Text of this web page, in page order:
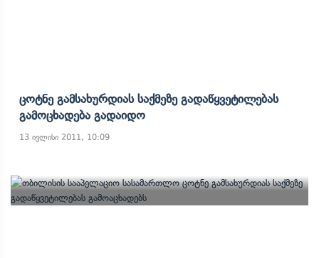
Ცოტნე Გამსახურდიას Საქმეზე Გადაწყვეტილებას
Გამოცხადება Გადაიდო
13 ივლისი 2011, 10:09